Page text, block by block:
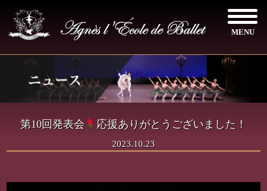
第10回発表会 応援ありがとうございました！
2023.10.23
MENU